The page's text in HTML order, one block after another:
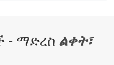
- ማድረስ ልቀት፣